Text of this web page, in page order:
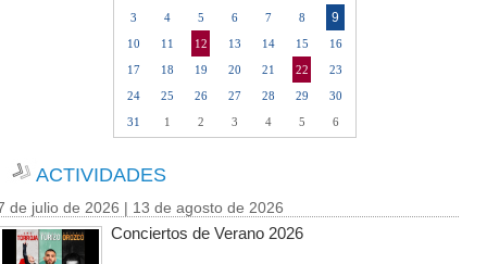
3
4 5 6 7 8 9
10 11 12 13 14 15
16
17
18 19 20 21 22
23
24
25 26 27 28 29
30
31
1 2 3 4 5 6
ACTIVIDADES
de julio de 2026 | 13 de agosto de 2026
Conciertos de Verano 2026